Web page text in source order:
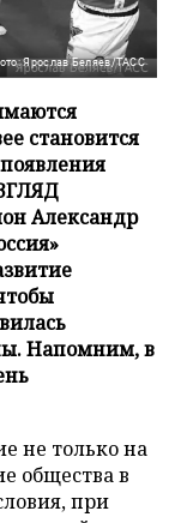
Ярослав Беляев/ТАСС
становится
Александр
Напомним, в
не только на
общества в
при